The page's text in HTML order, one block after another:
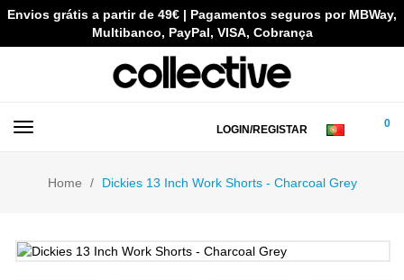
Envios grátis a partir de 49€ | Pagamentos seguros por MBWay,
Multibanco, PayPal, VISA, Cobrança
LOGIN/REGISTAR 0
Home Dickies 13 Inch Work Shorts - Charcoal Grey